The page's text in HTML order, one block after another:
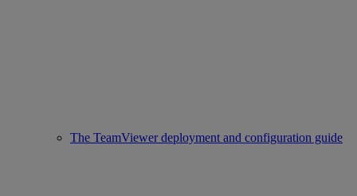
The TeamViewer deployment and configuration guide